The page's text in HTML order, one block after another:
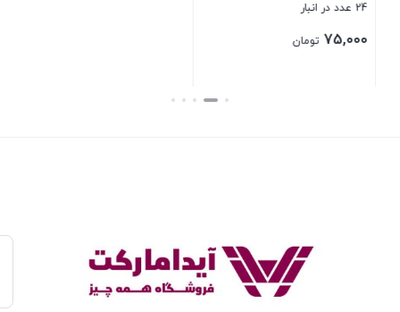
9 عدد در انبار
1,950,000 تومان